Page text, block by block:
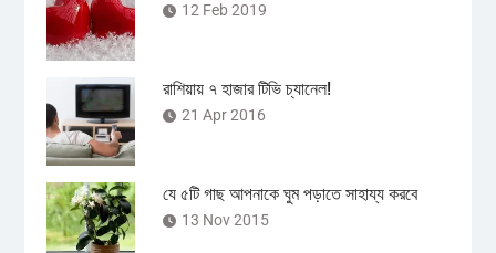
12 Feb 2019
রাশিয়ায় ৭ হাজার টিভি চ্যানেল!
21 Apr 2016
যে ৫টি গাছ আপনাকে ঘুম পড়াতে সাহায্য করবে
13 Nov 2015